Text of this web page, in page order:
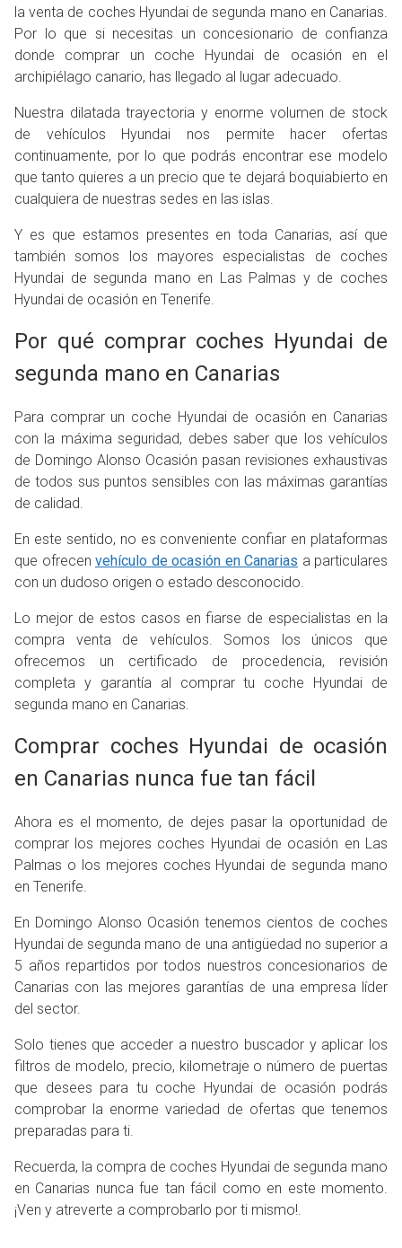
la venta de coches Hyundai de segunda mano en Canarias.
Por lo que si necesitas un concesionario de confianza
donde comprar un coche Hyundai de ocasión en el
archipiélago canario, has llegado al lugar adecuado.
Nuestra dilatada trayectoria y enorme volumen de stock
de vehículos Hyundai nos permite hacer ofertas
continuamente, por lo que podrás encontrar ese modelo
que tanto quieres a un precio que te dejará boquiabierto en
cualquiera de nuestras sedes en las islas.
Y es que estamos presentes en toda Canarias, así que
también somos los mayores especialistas de coches
Hyundai de segunda mano en Las Palmas y de coches
Hyundai de ocasión en Tenerife.
Por qué comprar coches Hyundai de
segunda mano en Canarias
Para comprar un coche Hyundai de ocasión en Canarias
con la máxima seguridad, debes saber que los vehículos
de Domingo Alonso Ocasión pasan revisiones exhaustivas
de todos sus puntos sensibles con las máximas garantías
de calidad.
En este sentido, no es conveniente confiar en plataformas
que ofrecen vehículo de ocasión en Canarias a particulares
con un dudoso origen o estado desconocido.
Lo mejor de estos casos en fiarse de especialistas en la
compra venta de vehículos. Somos los únicos que
ofrecemos un certificado de procedencia, revisión
completa y garantía al comprar tu coche Hyundai de
segunda mano en Canarias.
Comprar coches Hyundai de ocasión
en Canarias nunca fue tan fácil
Ahora es el momento, de dejes pasar la oportunidad de
comprar los mejores coches Hyundai de ocasión en Las
Palmas o los mejores coches Hyundai de segunda mano
en Tenerife.
En Domingo Alonso Ocasión tenemos cientos de coches
Hyundai de segunda mano de una antigüedad no superior a
5 años repartidos por todos nuestros concesionarios de
Canarias con las mejores garantías de una empresa líder
del sector.
Solo tienes que acceder a nuestro buscador y aplicar los
filtros de modelo, precio, kilometraje o número de puertas
que desees para tu coche Hyundai de ocasión podrás
comprobar la enorme variedad de ofertas que tenemos
preparadas para ti.
Recuerda, la compra de coches Hyundai de segunda mano
en Canarias nunca fue tan fácil como en este momento.
¡Ven y atreverte a comprobarlo por ti mismo!.